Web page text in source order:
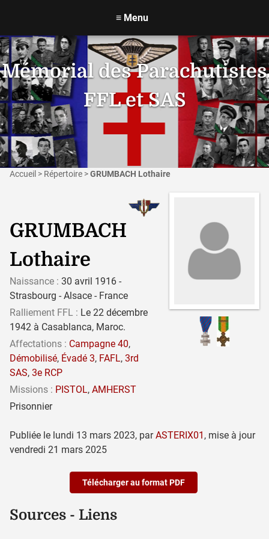
Mémorial des Parachutistes
FFL et SAS
≡ Menu
Accueil > Répertoire >GRUMBACH Lothaire
GRUMBACH
Lothaire
Naissance : 30 avril 1916 -
Strasbourg - Alsace - France
Ralliement FFL : Le 22 décembre
1942 à Casablanca, Maroc.
Affectations : Campagne 40,
Démobilisé, Évadé 3, FAFL, 3rd
SAS, 3e RCP
Missions : PISTOL, AMHERST
Prisonnier
Publiée le lundi 13 mars 2023, parASTERIX01 , mise à jour
vendredi 21 mars 2025
Télécharger au format PDF
Sources - Liens